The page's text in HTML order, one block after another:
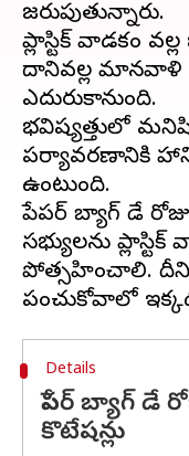
జరుపుతున్నారు.
ప్లాస్టిక్ వాడకం
దానివల్ల మానవాళి
ఎదురుకానుంది.
భవిష్యత్తులో
పర్యావరణానికి
ఉంటుంది.
పేపర్ బ్యాగ్ డే
సభ్యులను
ప్రోత్సహించాలి.
Details
పేపర్ బ్యాగ్ డే
కొటేషన్లు